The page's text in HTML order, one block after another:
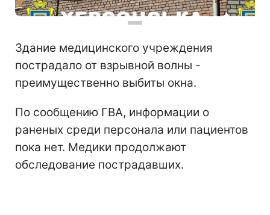
Здание медицинского учреждения
пострадало от взрывной волны -
преимущественно выбиты окна.
По сообщению ГВА, информации о
раненых среди персонала или пациентов
пока нет. Медики продолжают
обследование пострадавших.